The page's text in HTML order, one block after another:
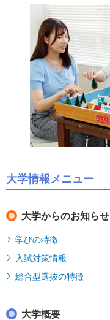
大学情報メニュー
大学からのお知らせ
学びの特徴
入試対策情報
総合型選抜の特徴
大学概要